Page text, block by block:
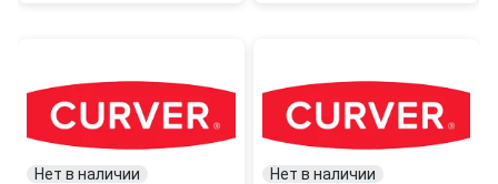
Нет в наличии Нет в наличии